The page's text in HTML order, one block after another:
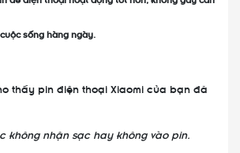
sống hàng ngày.
thấy pin điện thoại Xiaomi của bạn đã
không nhận sạc hay không vào pin.